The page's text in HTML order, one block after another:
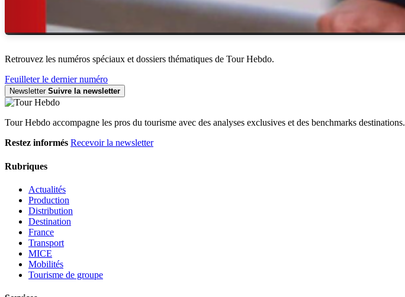
Retrouvez les numéros spéciaux et dossiers thématiques de Tour Hebdo.
Feuilleter le dernier numéro
Newsletter Suivre la newsletter
Tour Hebdo accompagne les pros du tourisme avec des analyses exclusives et des benchmarks destinations.
Restez informés Recevoir la newsletter
Rubriques
Actualités
Production
Distribution
Destination
France
Transport
MICE
Mobilités
Tourisme de groupe